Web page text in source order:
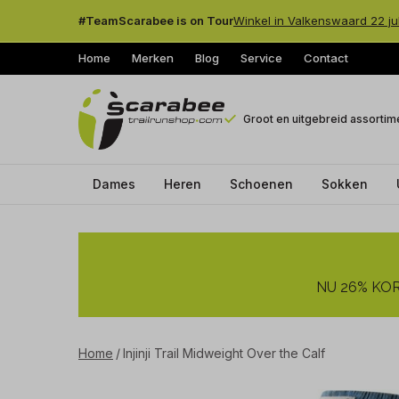
#TeamScarabee is on TourWinkel in Valkenswaard 22
Home Merken Blog Service Contact
Groot en uitgebreid
Dames Heren Schoenen Sokken
Injinji
Midweight
Over
NU 26%
Home Injinji Trail Midweight Over the Calf